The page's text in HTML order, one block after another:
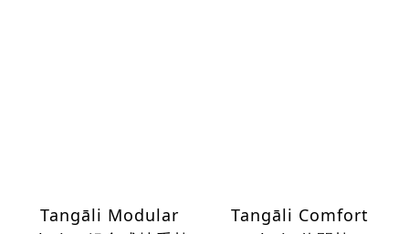
Tangāli Modular
Tangāli Comfort